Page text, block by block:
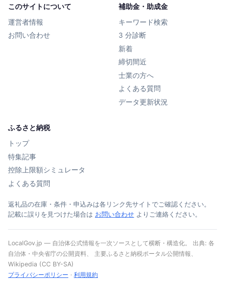
このサイトについて
運営者情報
お問い合わせ
補助金・助成金
キーワード検索
3 分診断
新着
締切間近
士業の方へ
よくある質問
データ更新状況
ふるさと納税
トップ
特集記事
控除上限額シミュレータ
よくある質問
返礼品の在庫・条件・申込みは各リンク先サイトでご確認ください。
記載に誤りを見つけた場合は お問い合わせ よりご連絡ください。
LocalGov.jp — 自治体公式情報を一次ソースとして横断・構造化。 出典: 各
自治体・中央省庁の公開資料、 主要ふるさと納税ポータル公開情報、
Wikipedia (CC BY-SA)
プライバシーポリシー · 利用規約